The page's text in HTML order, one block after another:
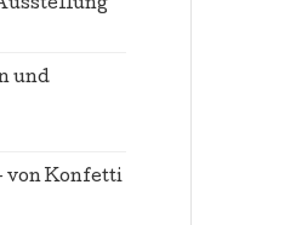
und
von Konfetti